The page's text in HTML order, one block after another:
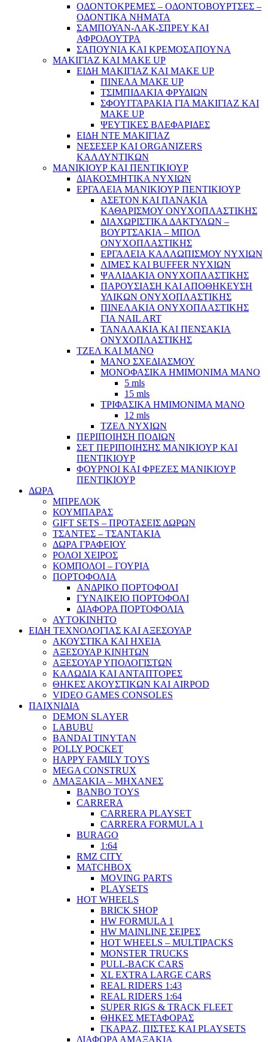
ΟΔΟΝΤΟΚΡΕΜΕΣ – ΟΔΟΝΤΟΒΟΥΡΤΣΕΣ –
ΟΔΟΝΤΙΚΑ ΝΗΜΑΤΑ
ΣΑΜΠΟΥΑΝ-ΛΑΚ-ΣΠΡΕΥ ΚΑΙ
ΑΦΡΟΛΟΥΤΡΑ
ΣΑΠΟΥΝΙΑ ΚΑΙ ΚΡΕΜΟΣΑΠΟΥΝΑ
ΜΑΚΙΓΙΑΖ ΚΑΙ MAKE UP
ΕΙΔΗ ΜΑΚΙΓΙΑΖ ΚΑΙ MAKE UP
ΠΙΝΕΛΑ MAKE UP
ΤΣΙΜΠΙΔΑΚΙΑ ΦΡΥΔΙΩΝ
ΣΦΟΥΓΓΑΡΑΚΙΑ ΓΙΑ ΜΑΚΙΓΙΑZ ΚΑΙ
MAKE UP
ΨΕΥΤΙΚΕΣ ΒΛΕΦΑΡΙΔΕΣ
ΕΙΔΗ ΝΤΕ ΜΑΚΙΓΙΑΖ
ΝΕΣΕΣΕΡ ΚΑΙ ORGANIZERS
ΚΑΛΛΥΝΤΙΚΩΝ
ΜΑΝΙΚΙΟΥΡ ΚΑΙ ΠΕΝΤΙΚΙΟΥΡ
ΔΙΑΚΟΣΜΗΤΙΚΑ ΝΥΧΙΩΝ
ΕΡΓΑΛΕΙΑ ΜΑΝΙΚΙΟΥΡ ΠΕΝΤΙΚΙΟΥΡ
ΑΣΕΤΟΝ ΚΑΙ ΠΑΝΑΚΙΑ
ΚΑΘΑΡΙΣΜΟΥ ΟΝΥΧΟΠΛΑΣΤΙΚΗΣ
ΔΙΑΧΩΡΙΣΤΙΚΑ ΔΑΚΤΥΛΩΝ –
ΒΟΥΡΤΣΑΚΙΑ – ΜΠΟΛ
ΟΝΥΧΟΠΛΑΣΤΙΚΗΣ
ΕΡΓΑΛΕΙΑ ΚΑΛΛΩΠΙΣΜΟΥ ΝΥΧΙΩΝ
ΛΙΜΕΣ ΚΑΙ BUFFER ΝΥΧΙΩΝ
ΨΑΛΙΔΑΚΙΑ ΟΝΥΧΟΠΛΑΣΤΙΚΗΣ
ΠΑΡΟΥΣΙΑΣΗ ΚΑΙ ΑΠΟΘΗΚΕΥΣΗ
ΥΛΙΚΩΝ ΟΝΥΧΟΠΛΑΣΤΙΚΗΣ
ΠΙΝΕΛΑΚΙΑ ΟΝΥΧΟΠΛΑΣΤΙΚΗΣ
ΓΙΑ NAIL ART
ΤΑΝΑΛΑΚΙΑ ΚΑΙ ΠΕΝΣΑΚΙΑ
ΟΝΥΧΟΠΛΑΣΤΙΚΗΣ
ΤΖΕΛ ΚΑΙ ΜΑΝΟ
ΜΑΝΟ ΣΧΕΔΙΑΣΜΟΥ
ΜΟΝΟΦΑΣΙΚΑ ΗΜΙΜΟΝΙΜΑ ΜΑΝΟ
5 mls
15 mls
ΤΡΙΦΑΣΙΚΑ ΗΜΙΜΟΝΙΜΑ ΜΑΝΟ
12 mls
ΤΖΕΛ ΝΥΧΙΩΝ
ΠΕΡΙΠΟΙΗΣΗ ΠΟΔΙΩΝ
ΣΕΤ ΠΕΡΙΠΟΙΗΣΗΣ ΜΑΝΙΚΙΟΥΡ ΚΑΙ
ΠΕΝΤΙΚΙΟΥΡ
ΦΟΥΡΝΟΙ ΚΑΙ ΦΡΕΖΕΣ ΜΑΝΙΚΙΟΥΡ
ΠΕΝΤΙΚΙΟΥΡ
ΔΩΡΑ
ΜΠΡΕΛΟΚ
ΚΟΥΜΠΑΡΑΣ
GIFT SETS – ΠΡΟΤΑΣΕΙΣ ΔΩΡΩΝ
ΤΣΑΝΤΕΣ – ΤΣΑΝΤΑΚΙΑ
ΔΩΡΑ ΓΡΑΦΕΙΟΥ
ΡΟΛΟΙ ΧΕΙΡΟΣ
ΚΟΜΠΟΛΟΙ – ΓΟΥΡΙΑ
ΠΟΡΤΟΦΟΛΙΑ
ΑΝΔΡΙΚΟ ΠΟΡΤΟΦΟΛΙ
ΓΥΝΑΙΚΕΙΟ ΠΟΡΤΟΦΟΛΙ
ΔΙΑΦΟΡΑ ΠΟΡΤΟΦΟΛΙΑ
ΑΥΤΟΚΙΝΗΤΟ
ΕΙΔΗ ΤΕΧΝΟΛΟΓΙΑΣ ΚΑΙ ΑΞΕΣΟΥΑΡ
ΑΚΟΥΣΤΙΚΑ ΚΑΙ ΗΧΕΙΑ
ΑΞΕΣΟΥΑΡ ΚΙΝΗΤΩΝ
ΑΞΕΣΟΥΑΡ ΥΠΟΛΟΓΙΣΤΩΝ
ΚΑΛΩΔΙΑ ΚΑΙ ΑΝΤΑΠΤΟΡΕΣ
ΘΗΚΕΣ ΑΚΟΥΣΤΙΚΩΝ ΚΑΙ AIRPOD
VIDEO GAMES CONSOLES
ΠΑΙΧΝΙΔΙΑ
DEMON SLAYER
LABUBU
BANDAI TINYTAN
POLLY POCKET
HAPPY FAMILY TOYS
MEGA CONSTRUX
ΑΜΑΞΑΚΙΑ – ΜΗΧΑΝΕΣ
BANBO TOYS
CARRERA
CARRERA PLAYSET
CARRERA FORMULA 1
BURAGO
1:64
RMZ CITY
MATCHBOX
MOVING PARTS
PLAYSETS
HOT WHEELS
BRICK SHOP
HW FORMULA 1
HW MAINLINE ΣΕΙΡΕΣ
HOT WHEELS – MULTIPACKS
MONSTER TRUCKS
PULL-BACK CARS
XL EXTRA LARGE CARS
REAL RIDERS 1:43
REAL RIDERS 1:64
SUPER RIGS & TRACK FLEET
ΘΗΚΕΣ ΜΕΤΑΦΟΡΑΣ
ΓΚΑΡΑΖ, ΠΙΣΤΕΣ ΚΑΙ PLAYSETS
ΔΙΑΦΟΡΑ ΑΜΑΞΑΚΙΑ